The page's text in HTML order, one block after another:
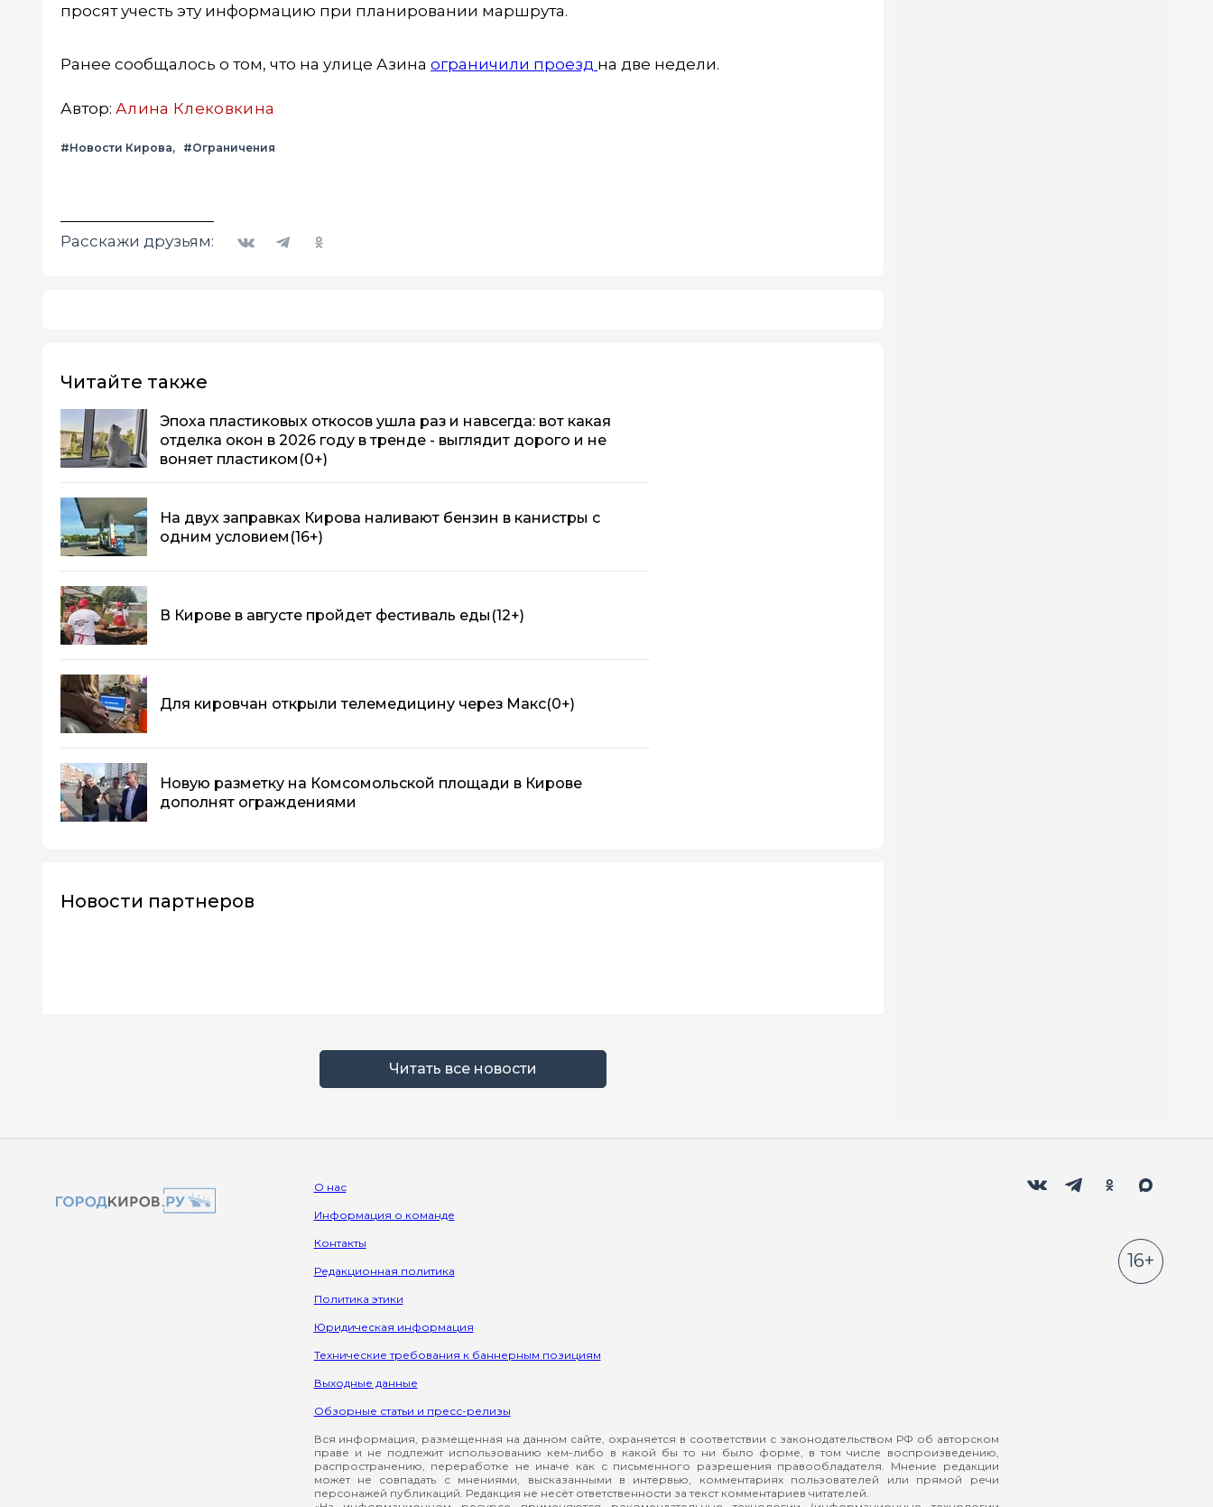
просят учесть эту информацию при планировании маршрута.
Ранее сообщалось о том, что на улице Азина ограничили проезд на две недели.
Автор: Алина Клековкина
#Новости Кирова #Ограничения
Расскажи друзьям:
Читайте также
Эпоха пластиковых откосов ушла раз и навсегда: вот какая
отделка окон в 2026 году в тренде - выглядит дорого и не
воняет пластиком (0+)
На двух заправках Кирова наливают бензин в канистры с
одним условием (16+)
В Кирове в августе пройдет фестиваль еды (12+)
Для кировчан открыли телемедицину через Макс(0+)
Новую разметку на Комсомольской площади в Кирове
дополнят ограждениями
Новости партнеров
Читать все новости
О нас
Информация о команде
Контакты
Редакционная политика
Политика этики
Юридическая информация
Технические требования к баннерным позициям
Выходные данные
Обзорные статьи и пресс-релизы
Вся информация, размещенная на данном сайте, охраняется в соответствии с законодательством РФ об авторском
праве и не подлежит использованию кем-либо в какой бы то ни было форме, в том числе воспроизведению,
распространению, переработке не иначе как с письменного разрешения правообладателя. Мнение редакции
может не совпадать с мнениями, высказанными в интервью, комментариях пользователей или прямой речи
персонажей публикаций. Редакция не несёт ответственности за текст комментариев читателей.
16+